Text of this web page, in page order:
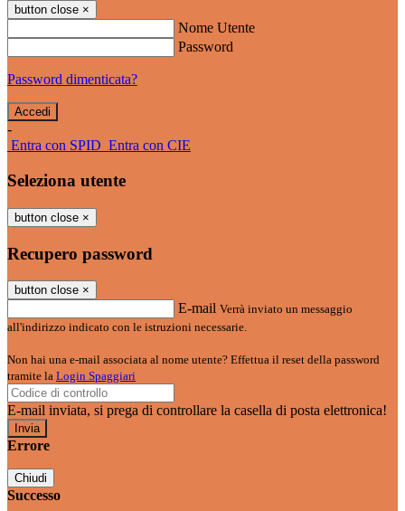
button close ×
Nome Utente
Password
Password dimenticata?
-
Entra con SPID Entra con CIE
Seleziona utente
button close ×
Recupero password
button close ×
E-mail Verrà inviato un messaggio
all'indirizzo indicato con le istruzioni necessarie.
Non hai una e-mail associata al nome utente? Effettua il reset della password
tramite la Login Spaggiari
E-mail inviata, si prega di controllare la casella di posta elettronica!
Errore
Chiudi
Successo